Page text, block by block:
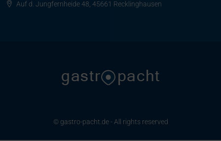
Auf d. Jungfernheide 48, 45661 Recklinghausen
© gastro-pacht.de - All rights reserved